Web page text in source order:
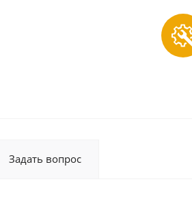
Задать вопрос